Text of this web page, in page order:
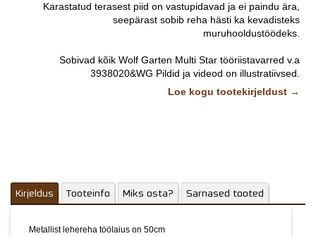
E-post*
Lisainfo
Karastatud terasest piid on vastupidavad ja ei paindu ära,
seepärast sobib reha hästi ka kevadisteks
muruhooldustöödeks.
Sobivad kõik Wolf Garten Multi Star tööriistavarred v.a
3938020&WG Pildid ja videod on illustratiivsed.
Loe kogu tootekirjeldust →
Kirjeldus Tooteinfo Miks osta? Sarnased tooted
Metallist lehereha töölaius on 50cm